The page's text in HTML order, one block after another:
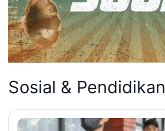
Sosial & Pendidikan